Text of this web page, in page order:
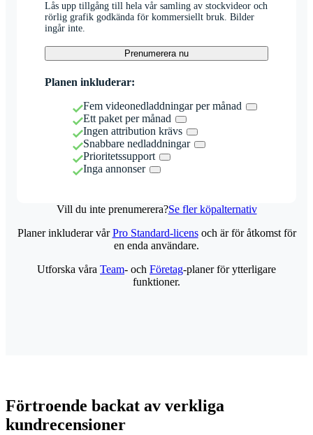
Lås upp tillgång till hela vår samling av stockvideor och
rörlig grafik godkända för kommersiellt bruk. Bilder
ingår inte.
Prenumerera nu
Planen inkluderar:
Fem videonedladdningar per månad
Ett paket per månad
Ingen attribution krävs
Snabbare nedladdningar
Prioritetssupport
Inga annonser
Vill du inte prenumerera?Se fler köpalternativ
Planer inkluderar vårPro Standard-licensoch är för åtkomst för
en enda användare.
Utforska våra Team- och Företag-planer för ytterligare
funktioner.
Förtroende backat av verkliga
kundrecensioner